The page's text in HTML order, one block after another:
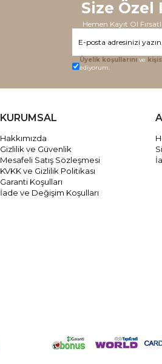
Size
Hemen Kayıt Ol
Üyelik koşullarınıve
ediyorum.
KURUMSAL
Hakkımızda
Gizlilik ve Güvenlik
Mesafeli Satış Sözleşmesi
KVKK ve Gizlilik Politikası
Garanti Koşulları
İade ve Değişim Koşulları